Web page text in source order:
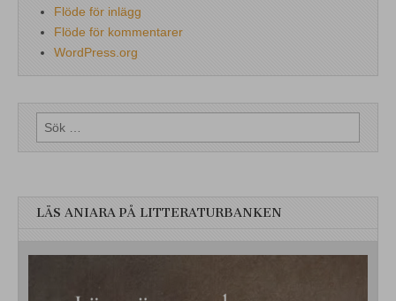
Flöde för inlägg
Flöde för kommentarer
WordPress.org
Sök
efter:
LÄS ANIARA PÅ LITTERATURBANKEN